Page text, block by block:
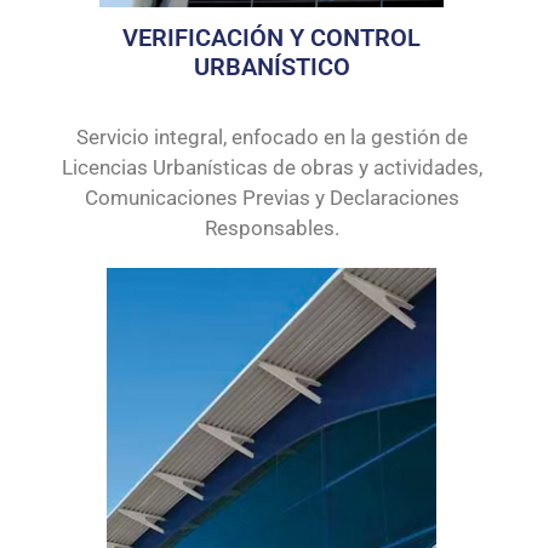
VERIFICACIÓN Y CONTROL
URBANÍSTICO
Servicio integral, enfocado en la gestión de
Licencias Urbanísticas de obras y actividades,
Comunicaciones Previas y Declaraciones
Responsables.